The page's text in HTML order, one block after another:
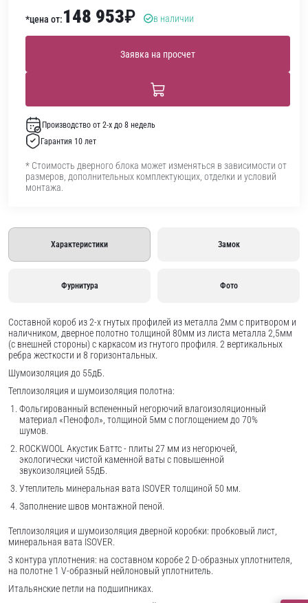
*цена от:148 953₽ в наличии
Заявка на просчет
Производство от 2-х до 8 недель
Гарантия 10 лет
* Стоимость дверного блока может изменяться в зависимости от
размеров, дополнительных комплектующих, отделки и условий
монтажа.
Характеристики Замок
Фурнитура Фото
Составной короб из 2-х гнутых профилей из металла 2мм с притвором и
наличником, дверное полотно толщиной 80мм из листа металла 2,5мм
(с внешней стороны) c каркасом из гнутого профиля. 2 вертикальных
ребра жесткости и 8 горизонтальных.
Шумоизоляция до 55дБ.
Теплоизоляция и шумоизоляция полотна:
Фольгированный вспененный негорючий влагоизоляционный
материал «Пенофол», толщиной 5мм с поглощением до 70%
шумов.
ROCKWOOL Акустик Баттс - плиты 27 мм из негорючей,
экологически чистой каменной ваты с повышенной
звукоизоляцией 55дБ.
Утеплитель минеральная вата ISOVER толщиной 50 мм.
Заполнение швов монтажной пеной.
Теплоизоляция и шумоизоляция дверной коробки: пробковый лист,
минеральная вата ISOVER.
3 контура уплотнения: на составном коробе 2 D-образных уплотнителя,
на полотне 1 V-образный нейлоновый уплотнитель.
Итальянские петли на подшипниках.